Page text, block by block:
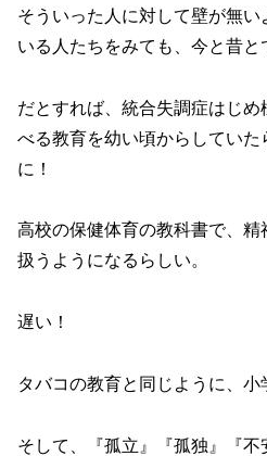
そういった人に対して壁が無
いる人たちをみても、今と昔と
だとすれば、統合失調症はじ
べる教育を幼い頃からしてい
に！
高校の保健体育の教科書で、精
扱うようになるらしい。
遅い！
タバコの教育と同じように、小
そして、『孤立』『孤独』『